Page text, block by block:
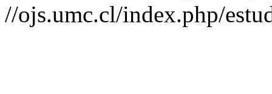
//ojs.umc.cl/index.php/